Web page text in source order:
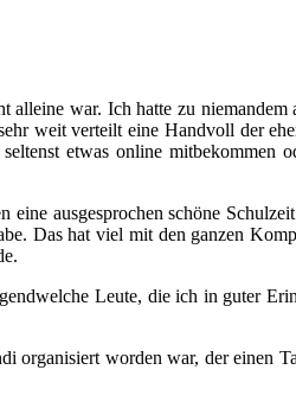
war. Ich hatte zu niemandem
weit verteilt eine Handvoll der
etwas online mitbekommen
ausgesprochen schöne
Das hat viel mit den ganzen
Leute, die ich in guter
organisiert worden war, der einen